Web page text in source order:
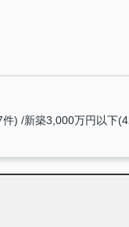
件)
新築3,000万円以下